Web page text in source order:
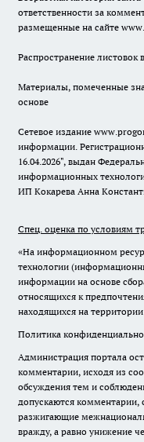
ответственности за
размещенные на сайте
Распространение листовок
Материалы, помеченные
основе
Сетевое издание
информации.
16.04.2026", выдан
информационных
ИП Кокарева Анна
Спец. оценка по условиям
«На информационном
технологии
информации на основе
относящихся к
находящихся на
Политика
Администрация портала
комментарии, исходя из
обсуждения тем и
допускаются
разжигающие
вражду, а равно унижение